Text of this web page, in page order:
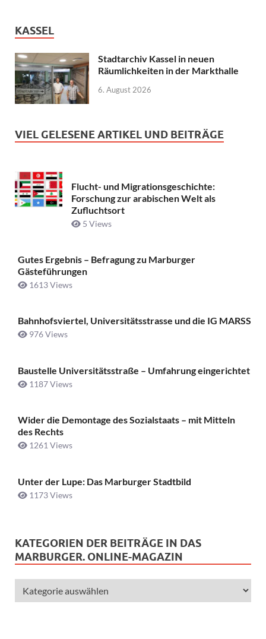
KASSEL
Stadtarchiv Kassel in neuen
Räumlichkeiten in der Markthalle
6. August 2026
VIEL GELESENE ARTIKEL UND BEITRÄGE
Flucht- und Migrationsgeschichte:
Forschung zur arabischen Welt als
Zufluchtsort
5 Views
Gutes Ergebnis – Befragung zu Marburger
Gästeführungen
1613 Views
Bahnhofsviertel, Universitätsstrasse und die IG MARSS
976 Views
Baustelle Universitätsstraße ­– Umfahrung eingerichtet
1187 Views
Wider die Demontage des Sozialstaats – mit Mitteln
des Rechts
1261 Views
Unter der Lupe: Das Marburger Stadtbild
1173 Views
KATEGORIEN DER BEITRÄGE IN DAS
MARBURGER. ONLINE-MAGAZIN